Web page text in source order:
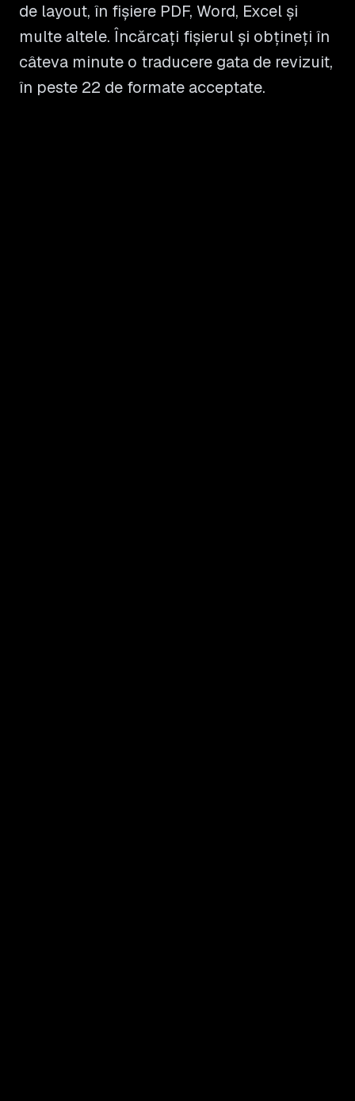
de layout, în fișiere PDF, Word, Excel și
multe altele. Încărcați fișierul și obțineți în
câteva minute o traducere gata de revizuit,
în peste 22 de formate acceptate.